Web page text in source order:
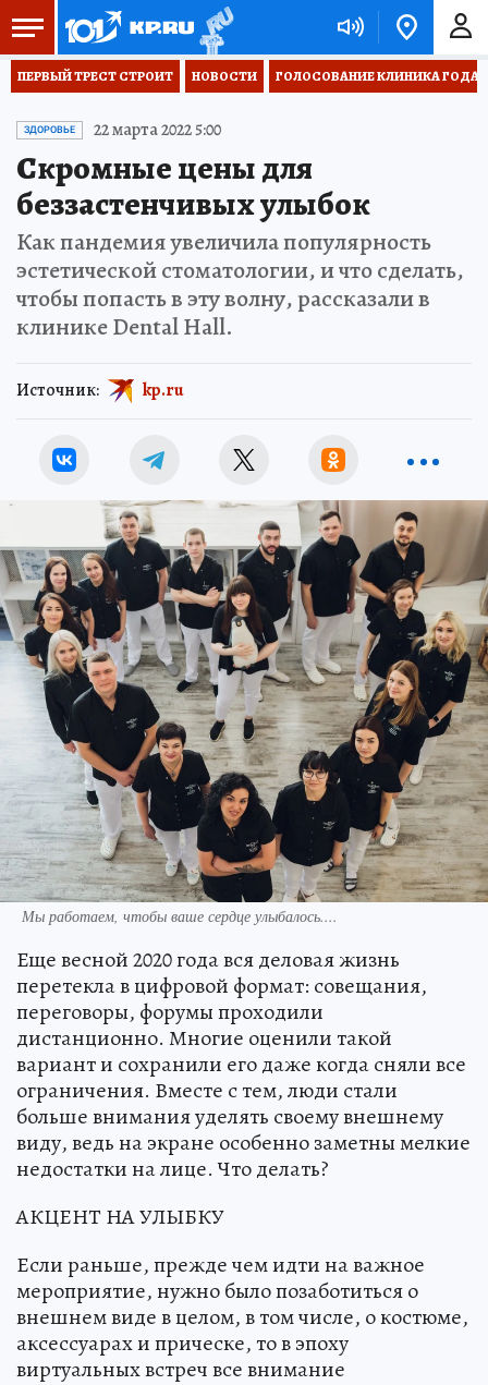
ПЕРВЫЙ ТРЕСТ СТРОИТ НОВОСТИ ГОЛОСОВАНИЕ КЛИНИКА ГОДА
ЗДОРОВЬЕ 22 марта 2022 5:00
Скромные цены для
беззастенчивых улыбок
Как пандемия увеличила популярность
эстетической стоматологии, и что сделать,
чтобы попасть в эту волну, рассказали в
клинике Dental Hall.
Источник: kp.ru
Мы работаем, чтобы ваше сердце улыбалось....
Еще весной 2020 года вся деловая жизнь
перетекла в цифровой формат: совещания,
переговоры, форумы проходили
дистанционно. Многие оценили такой
вариант и сохранили его даже когда сняли все
ограничения. Вместе с тем, люди стали
больше внимания уделять своему внешнему
виду, ведь на экране особенно заметны мелкие
недостатки на лице. Что делать?
АКЦЕНТ НА УЛЫБКУ
Если раньше, прежде чем идти на важное
мероприятие, нужно было позаботиться о
внешнем виде в целом, в том числе, о костюме,
аксессуарах и прическе, то в эпоху
виртуальных встреч все внимание